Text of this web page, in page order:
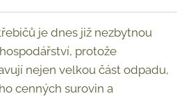
je dnes již nezbytnou
protože
nejen velkou část odpadu,
cenných surovin a